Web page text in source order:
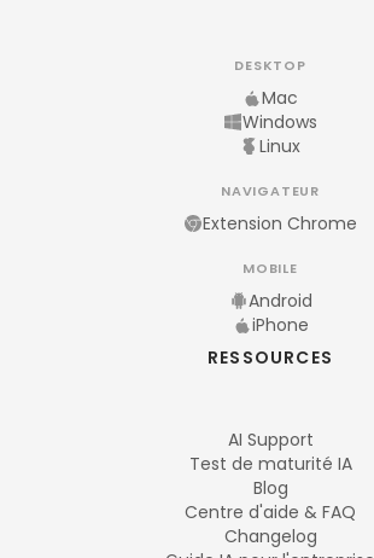
DESKTOP
Mac
Windows
Linux
NAVIGATEUR
Extension Chrome
MOBILE
Android
iPhone
RESSOURCES
AI Support
Test de maturité IA
Blog
Centre d'aide & FAQ
Changelog